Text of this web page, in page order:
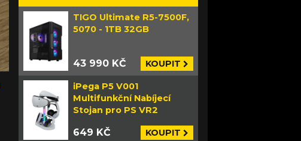
TIGO Ultimate R5-7500F,
5070 - 1TB 32GB
43 990 KČ KOUPIT
iPega P5 V001
Multifunkční Nabíjecí
Stojan pro PS VR2
649 KČ KOUPIT